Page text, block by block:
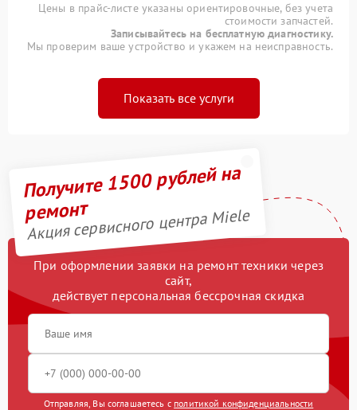
Цены в прайс-листе указаны ориентировочные, без учета
стоимости запчастей.
Записывайтесь на бесплатную диагностику.
Мы проверим ваше устройство и укажем на неисправность.
Показать все услуги
Получите 1500 рублей на
ремонт
Акция сервисного центра Miele
При оформлении заявки на ремонт техники через
сайт,
действует персональная бессрочная скидка
Отправляя, Вы соглашаетесь с политикой конфиденциальности